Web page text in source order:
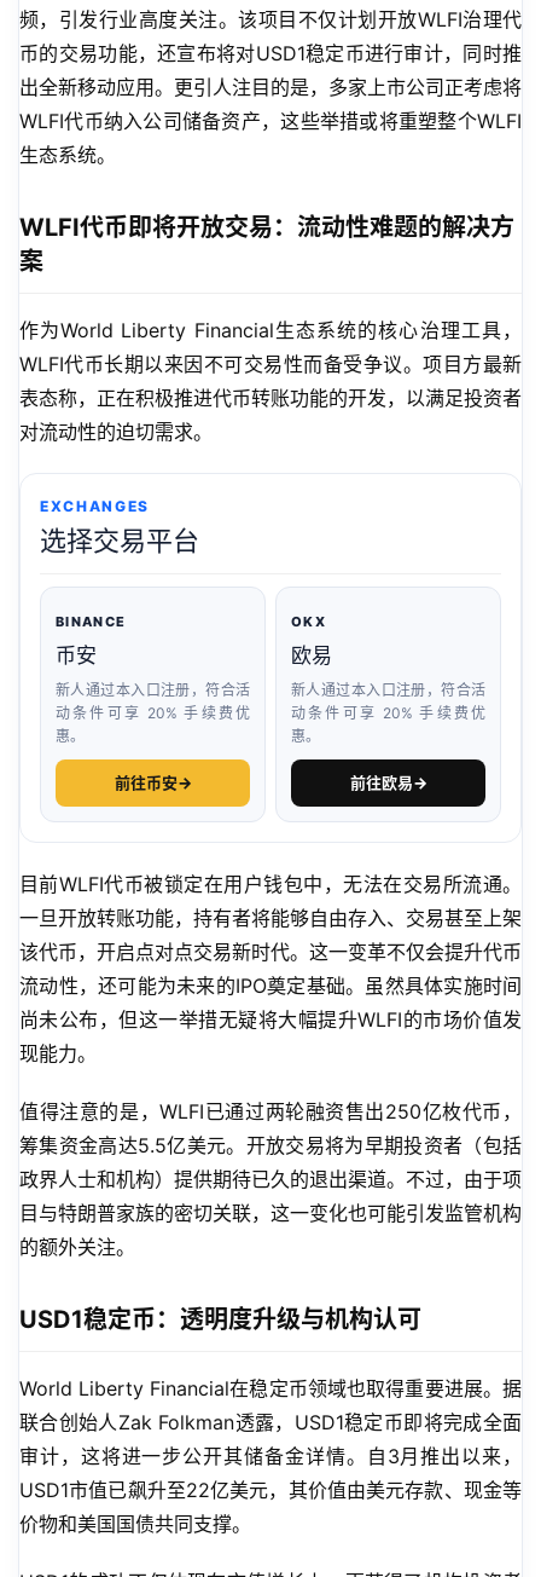
频，引发行业高度关注。该项目不仅计划开放WLFI治理代
币的交易功能，还宣布将对USD1稳定币进行审计，同时推
出全新移动应用。更引人注目的是，多家上市公司正考虑将
WLFI代币纳入公司储备资产，这些举措或将重塑整个WLFI
生态系统。
WLFI代币即将开放交易：流动性难题的解决方
案
作为World Liberty Financial生态系统的核心治理工具，
WLFI代币长期以来因不可交易性而备受争议。项目方最新
表态称，正在积极推进代币转账功能的开发，以满足投资者
对流动性的迫切需求。
EXCHANGES
选择交易平台
BINANCE
币安
新人通过本入口注册，符合活
动条件可享 20% 手续费优
惠。
前往币安→
OKX
欧易
新人通过本入口注册，符合活
动条件可享 20% 手续费优
惠。
前往欧易→
目前WLFI代币被锁定在用户钱包中，无法在交易所流通。
一旦开放转账功能，持有者将能够自由存入、交易甚至上架
该代币，开启点对点交易新时代。这一变革不仅会提升代币
流动性，还可能为未来的IPO奠定基础。虽然具体实施时间
尚未公布，但这一举措无疑将大幅提升WLFI的市场价值发
现能力。
值得注意的是，WLFI已通过两轮融资售出250亿枚代币，
筹集资金高达5.5亿美元。开放交易将为早期投资者（包括
政界人士和机构）提供期待已久的退出渠道。不过，由于项
目与特朗普家族的密切关联，这一变化也可能引发监管机构
的额外关注。
USD1稳定币：透明度升级与机构认可
World Liberty Financial在稳定币领域也取得重要进展。据
联合创始人Zak Folkman透露，USD1稳定币即将完成全面
审计，这将进一步公开其储备金详情。自3月推出以来，
USD1市值已飙升至22亿美元，其价值由美元存款、现金等
价物和美国国债共同支撑。